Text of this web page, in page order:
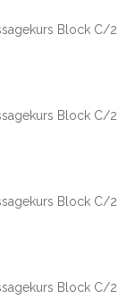
Block C/2
Block C/2
Block C/2
Block C/2